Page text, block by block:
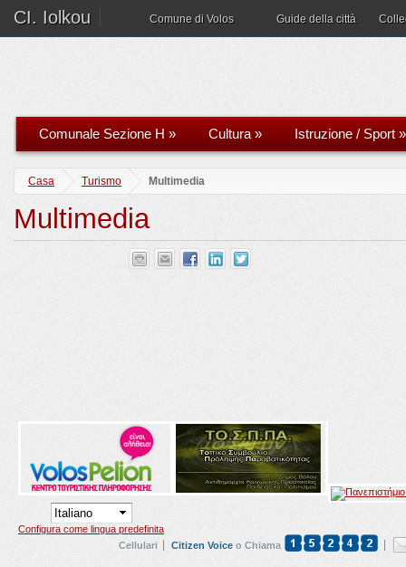
CI. Iolkou Comune di Volos Guide della città
Comunale Sezione H » Cultura» Istruzione / Sport »
Casa Turismo Multimedia
Multimedia
Configura come lingua predefinita
Cellulari
Citizen Voice o Chiama